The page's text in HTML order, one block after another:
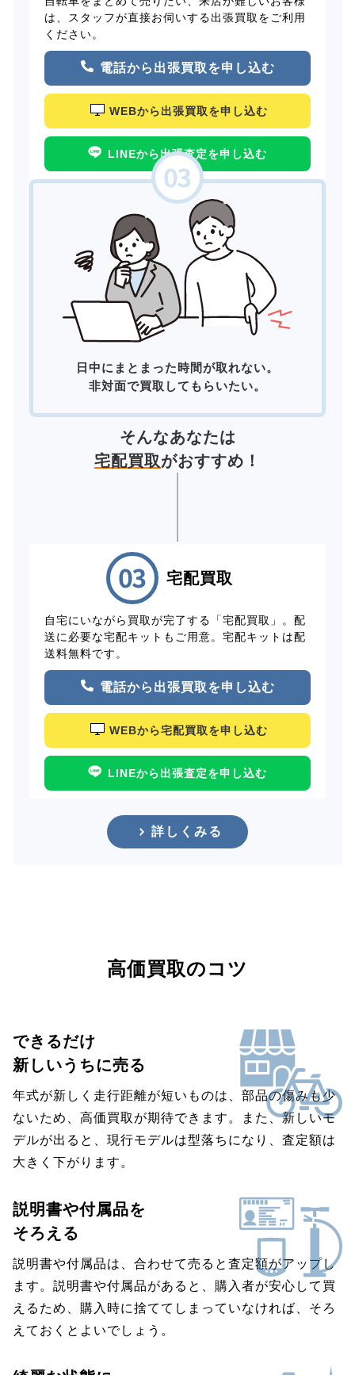
は、スタッフが直接お伺いする出張買取をご利用
ください。
電話から出張買取を申し込む
WEBから出張買取を申し込む
LINEから出張査定を申し込む
日中にまとまった時間が取れない。
非対面で買取してもらいたい。
そんなあなたは
宅配買取がおすすめ！
宅配買取
自宅にいながら買取が完了する「宅配買取」。配
送に必要な宅配キットもご用意。宅配キットは配
送料無料です。
電話から出張買取を申し込む
WEBから宅配買取を申し込む
LINEから出張査定を申し込む
詳しくみる
高価買取のコツ
できるだけ
新しいうちに売る
年式が新しく走行距離が短いものは、部品の傷みも少
ないため、高価買取が期待できます。また、新しいモ
デルが出ると、現行モデルは型落ちになり、査定額は
大きく下がります。
説明書や付属品を
そろえる
説明書や付属品は、合わせて売ると査定額がアップし
ます。説明書や付属品があると、購入者が安心して買
えるため、購入時に捨ててしまっていなければ、そろ
えておくとよいでしょう。